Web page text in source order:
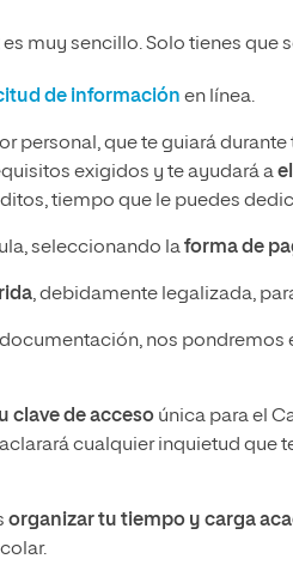
muy sencillo. Solo tienes que
de información en línea.
personal, que te guiará
exigidos y te ayudará a
tiempo que le puedes
seleccionando laforma de
, debidamente legalizada,
nos pondremos
clave de acceso única para el
cualquier inquietud que
organizar tu tiempo y carga